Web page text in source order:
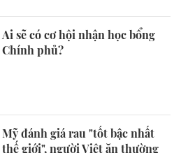
Ai sẽ có cơ hội nhận học bổng
Chính phủ?
Mỹ đánh giá rau "tốt bậc nhất
thế giới", người Việt ăn thường